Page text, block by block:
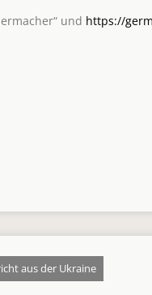
und https://
aus der Ukraine